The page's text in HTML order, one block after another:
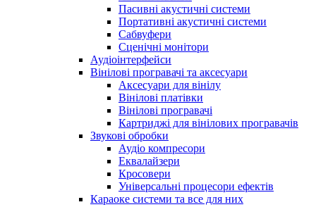
Пасивні акустичні системи
Портативні акустичні системи
Сабвуфери
Сценічні монітори
Аудіоінтерфейси
Вінілові програвачі та аксесуари
Аксесуари для вінілу
Вінілові платівки
Вінілові програвачі
Картриджі для вінілових програвачів
Звукові обробки
Аудіо компресори
Еквалайзери
Кросовери
Універсальні процесори ефектів
Караоке системи та все для них